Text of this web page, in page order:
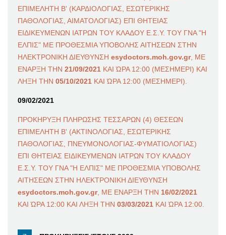
ΕΠΙΜΕΛΗΤΗ Β' (ΚΑΡΔΙΟΛΟΓΙΑΣ, ΕΣΩΤΕΡΙΚΗΣ
ΠΑΘΟΛΟΓΙΑΣ, ΑΙΜΑΤΟΛΟΓΙΑΣ) ΕΠΙ ΘΗΤΕΙΑΣ
ΕΙΔΙΚΕΥΜΕΝΩΝ ΙΑΤΡΩΝ ΤΟΥ ΚΛΑΔΟΥ Ε.Σ.Υ. ΤΟΥ ΓΝΑ "Η
ΕΛΠΙΣ" ΜΕ ΠΡΟΘΕΣΜΙΑ ΥΠΟΒΟΛΗΣ ΑΙΤΗΣΕΩΝ ΣΤΗΝ
ΗΛΕΚΤΡΟΝΙΚΗ ΔΙΕΥΘΥΝΣΗ esydoctors.moh.gov.gr, ΜΕ
ΕΝΑΡΞΗ ΤΗΝ 21/09/2021 ΚΑΙ ΏΡΑ 12:00 (ΜΕΣΗΜΕΡΙ) ΚΑΙ
ΛΗΞΗ ΤΗΝ 05/10/2021 ΚΑΙ ΏΡΑ 12:00 (ΜΕΣΗΜΕΡΙ).
09/02/2021
ΠΡΟΚΗΡΥΞΗ ΠΛΗΡΩΣΗΣ ΤΕΣΣΑΡΩΝ (4) ΘΕΣΕΩΝ
ΕΠΙΜΕΛΗΤΗ Β' (ΑΚΤΙΝΟΛΟΓΙΑΣ, ΕΣΩΤΕΡΙΚΗΣ
ΠΑΘΟΛΟΓΙΑΣ, ΠΝΕΥΜΟΝΟΛΟΓΙΑΣ-ΦΥΜΑΤΙΟΛΟΓΙΑΣ)
ΕΠΙ ΘΗΤΕΙΑΣ ΕΙΔΙΚΕΥΜΕΝΩΝ ΙΑΤΡΩΝ ΤΟΥ ΚΛΑΔΟΥ
Ε.Σ.Υ. ΤΟΥ ΓΝΑ "Η ΕΛΠΙΣ" ΜΕ ΠΡΟΘΕΣΜΙΑ ΥΠΟΒΟΛΗΣ
ΑΙΤΗΣΕΩΝ ΣΤΗΝ ΗΛΕΚΤΡΟΝΙΚΗ ΔΙΕΥΘΥΝΣΗ
esydoctors.moh.gov.gr, ΜΕ ΕΝΑΡΞΗ ΤΗΝ 16/02/2021
ΚΑΙ ΏΡΑ 12:00 ΚΑΙ ΛΗΞΗ ΤΗΝ 03/03/2021 ΚΑΙ ΏΡΑ 12:00.